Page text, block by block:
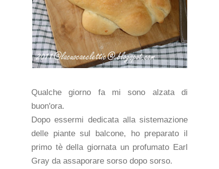
Qualche giorno fa mi sono alzata di
buon'ora.
Dopo essermi dedicata alla sistemazione
delle piante sul balcone, ho preparato il
primo tè della giornata un profumato Earl
Gray da assaporare sorso dopo sorso.